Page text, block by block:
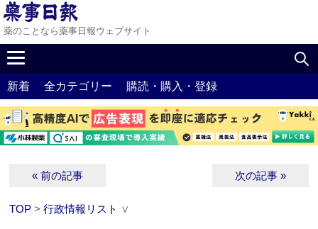
薬のことなら薬事日報ウェブサイト
新着 全カテゴリー 購読・購入・登録
« 前の記事 次の記事 »
TOP >行政情報リスト ∨